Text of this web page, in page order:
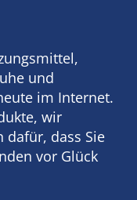
und
im Internet.
wir
dafür, dass Sie
vor Glück